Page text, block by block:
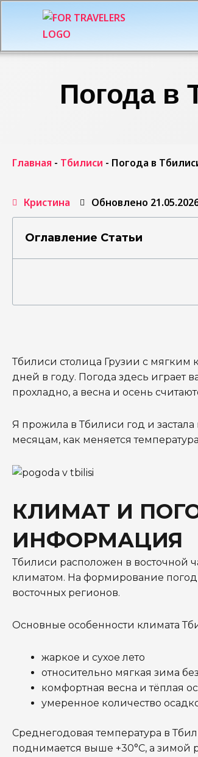
Погода в
Главная - Тбилиси - Погода в
Кристина Обновлено
Оглавление Статьи
Тбилиси столица Грузии с
дней в году. Погода здесь играет
прохладно, а весна и осень
Я прожила в Тбилиси год и застала
месяцам, как меняется
КЛИМАТ И
ИНФОРМАЦИЯ
Тбилиси расположен в восточной
климатом. На формирование
восточных регионов.
Основные особенности климата
жаркое и сухое лето
относительно мягкая зима
комфортная весна и тёплая
умеренное количество
Среднегодовая температура в
поднимается выше +30°C, а зимой